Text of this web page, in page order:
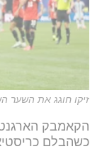
זיקו חוגג את השער
כשהבלם